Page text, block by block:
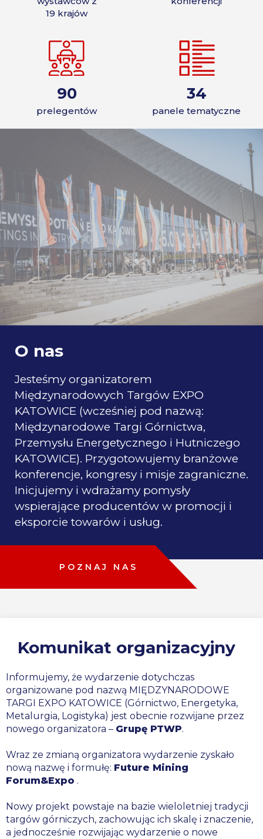
19 krajów
prelegentów panele tematyczne
POZNAJ NAS
O nas
Jesteśmy organizatorem
Międzynarodowych Targów EXPO
KATOWICE (wcześniej pod nazwą:
Międzynarodowe Targi Górnictwa,
Przemysłu Energetycznego i Hutniczego
KATOWICE). Przygotowujemy branżowe
konferencje, kongresy i misje zagraniczne.
Inicjujemy i wdrażamy pomysły
wspierające producentów w promocji i
eksporcie towarów i usług.
Komunikat organizacyjny
Informujemy, że wydarzenie dotychczas
organizowane pod nazwą MIĘDZYNARODOWE
TARGI EXPO KATOWICE (Górnictwo, Energetyka,
Metalurgia, Logistyka) jest obecnie rozwijane przez
nowego organizatora – Grupę PTWP.
Wraz ze zmianą organizatora wydarzenie zyskało
nową nazwę i formułę: Future Mining
Forum&Expo .
Nowy projekt powstaje na bazie wieloletniej tradycji
targów górniczych, zachowując ich skalę i znaczenie,
a jednocześnie rozwijając wydarzenie o nowe